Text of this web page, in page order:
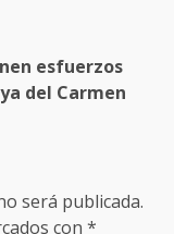
esfuerzos
del Carmen
será publicada.
con *